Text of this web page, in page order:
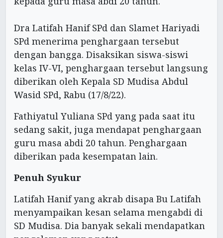
Dra Latifah Hanif SPd dan Slamet Hariyadi
SPd menerima penghargaan tersebut
dengan bangga. Disaksikan siswa-siswi
kelas IV-VI, penghargaan tersebut langsung
diberikan oleh Kepala SD Mudisa Abdul
Wasid SPd, Rabu (17/8/22).
Fathiyatul Yuliana SPd yang pada saat itu
sedang sakit, juga mendapat penghargaan
guru masa abdi 20 tahun. Penghargaan
diberikan pada kesempatan lain.
Penuh Syukur
Latifah Hanif yang akrab disapa Bu Latifah
menyampaikan kesan selama mengabdi di
SD Mudisa. Dia banyak sekali mendapatkan